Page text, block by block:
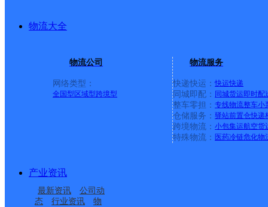
物流大全
物流公司
网络类型：
全国型 区域型跨境型
物流服务
快递快运： 快运快递
同城即配： 同城货运即时配
整车零担： 专线物流整车小
仓储服务： 驿站前置仓快递
跨境物流： 小包集运航空货
特殊物流： 医药冷链危化物
产业资讯
最新资讯
公司动
态
行业资讯
物
酒泉肃州区酒嘉国际物